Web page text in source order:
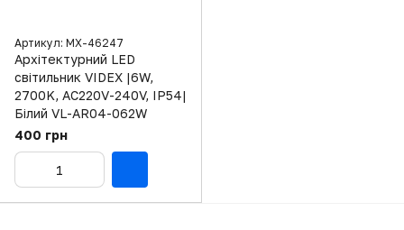
Артикул: MX-46247
Архітектурний LED
світильник VIDEX |6W,
2700K, AC220V-240V, IP54|
Білий VL-AR04-062W
400 грн